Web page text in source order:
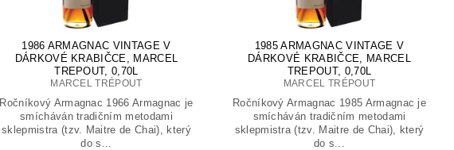
1986 ARMAGNAC VINTAGE V
DÁRKOVÉ KRABIČCE, MARCEL
TREPOUT, 0,70L
MARCEL TRÉPOUT
Ročníkový Armagnac 1966 Armagnac je
smícháván tradičním metodami
sklepmistra (tzv. Maitre de Chai), který
do s...
1985 ARMAGNAC VINTAGE V
DÁRKOVÉ KRABIČCE, MARCEL
TREPOUT, 0,70L
MARCEL TRÉPOUT
Ročníkový Armagnac 1985 Armagnac je
smícháván tradičním metodami
sklepmistra (tzv. Maitre de Chai), který
do s...